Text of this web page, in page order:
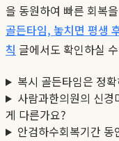
을 동원하여 빠른 회복
골든타임, 놓치면 평생
칙 글에서도 확인하실
복시 골든타임은 정
사람과한의원의 신
게 다른가요?
안검하수회복기간